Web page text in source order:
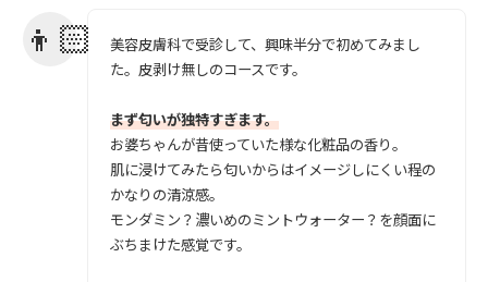
美容皮膚科で受診して、興味半分で初めてみまし
た。皮剥け無しのコースです。
まず匂いが独特すぎます。
お婆ちゃんが昔使っていた様な化粧品の香り。
肌に浸けてみたら匂いからはイメージしにくい程の
かなりの清涼感。
モンダミン？濃いめのミントウォーター？を顔面に
ぶちまけた感覚です。